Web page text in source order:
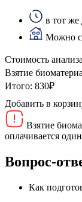
в тот же
Можно
Стоимость
Взятие
Итого: 830₽
Добавить в
Взятие
оплачивается
Вопрос-
Как